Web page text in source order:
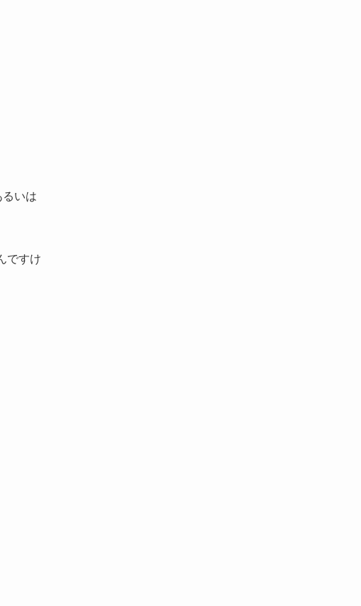
いは
ですけ